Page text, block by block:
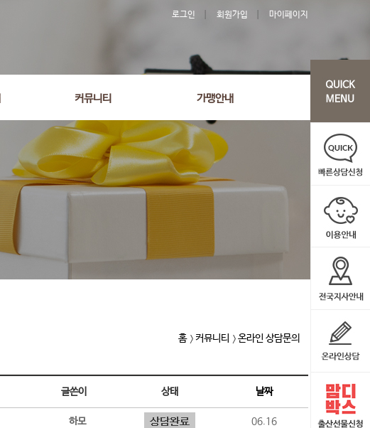
로그인 회원가입 마이페이지
커뮤니티 가맹안내
홈 커뮤니티 온라인 상담문의
글쓴이 상태 날짜
하모 06.16